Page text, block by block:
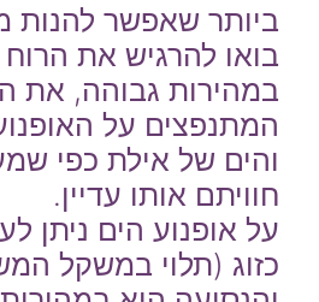
ביותר שאפשר להנות
בואו להרגיש את
במהירות גבוהה, את
המתנפצים על
והים של אילת כפי
חוויתם אותו עדיין.
על אופנוע הים ניתן
כזוג (תלוי במשקל